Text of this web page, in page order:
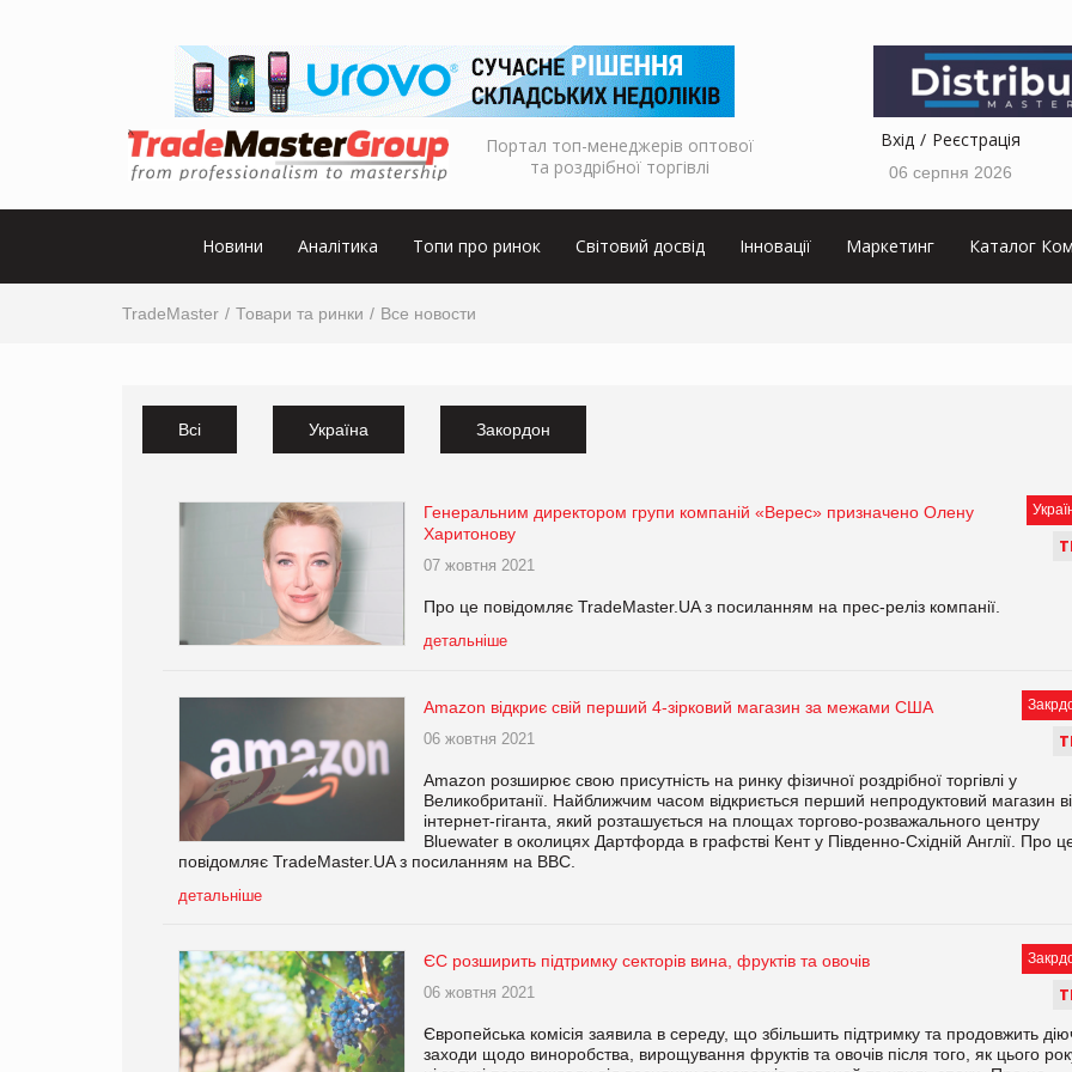
Портал топ-менеджерів оптової
та роздрібної торгівлі
Вхід Реєстрація
06 серпня 2026
Новини Аналітика Топи про ринок Світовий досвід Інновації Маркетинг Каталог
TradeMaster Товари та ринки Все новости
Всі Україна Закордон
Т
Генеральним директором групи компаній «Верес» призначено Олену
Харитонову
07 жовтня 2021
Про це повідомляє TradeMaster.UA з посиланням на прес-реліз компанії.
детальніше
Т
Amazon відкриє свій перший 4-зірковий магазин за межами США
06 жовтня 2021
Amazon розширює свою присутність на ринку фізичної роздрібної торгівлі у
Великобританії. Найближчим часом відкриється перший непродуктовий магазин
інтернет-гіганта, який розташується на площах торгово-розважального центру
Bluewater в околицях Дартфорда в графстві Кент у Південно-Східній Англії. Про
повідомляє TradeMaster.UA з посиланням на ВВС.
детальніше
Т
ЄС розширить підтримку секторів вина, фруктів та овочів
06 жовтня 2021
Європейська комісія заявила в середу, що збільшить підтримку та продовжить
заходи щодо виноробства, вирощування фруктів та овочів після того, як цього